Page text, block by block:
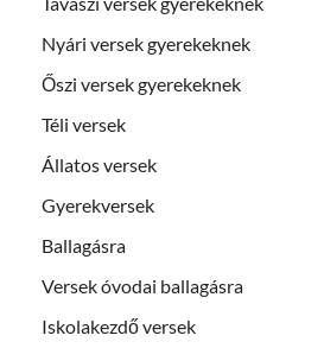
Nyári versek gyerekeknek
Őszi versek gyerekeknek
Téli versek
Állatos versek
Gyerekversek
Ballagásra
Versek óvodai ballagásra
Iskolakezdő versek